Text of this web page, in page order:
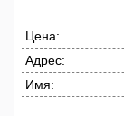
Цена:
Адрес:
Имя: